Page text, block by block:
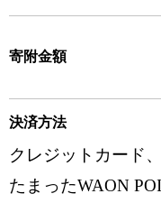
寄附金額
決済方法
クレジットカード
たまったWAON